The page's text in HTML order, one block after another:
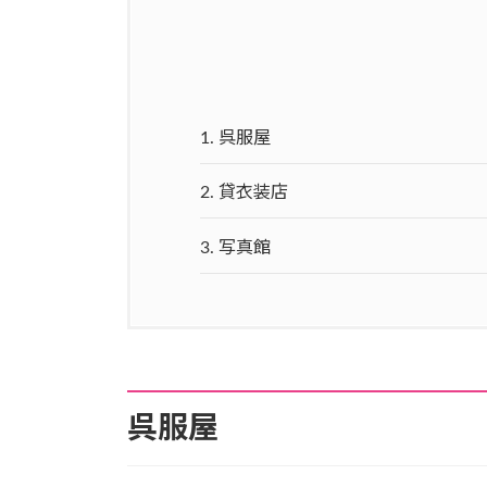
1. 呉服屋
2. 貸衣装店
3. 写真館
呉服屋